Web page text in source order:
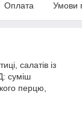
Оплата Умови
салатів із
суміш
перцю,